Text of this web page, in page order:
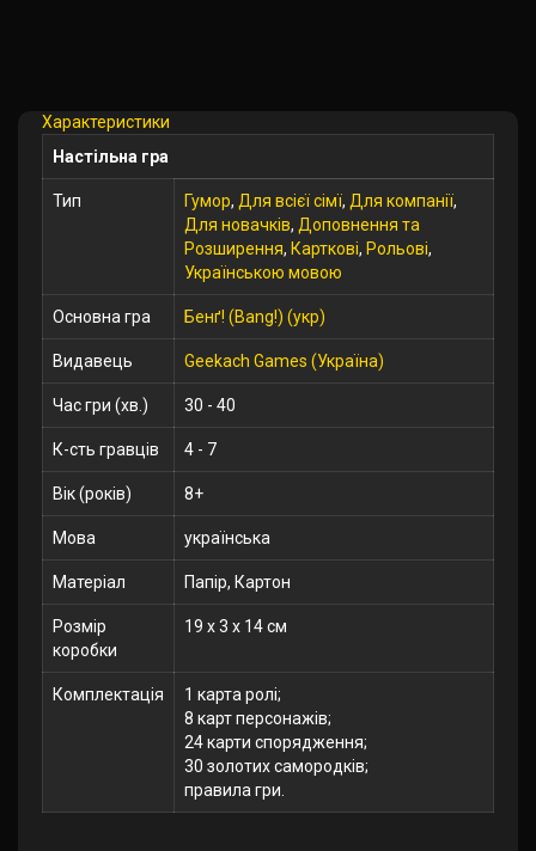
Характеристики
Настільна гра
Тип Гумор, Для всієї сімї, Для компанії,
Для новачків, Доповнення та
Розширення, Карткові, Рольові,
Українською мовою
Основна гра Бенґ! (Bang!) (укр)
Видавець Geekach Games (Україна)
Час гри (хв.) 30 - 40
К-сть гравців 4 - 7
Вік (років) 8+
Мова українська
Матеріал Папір, Картон
Розмір
коробки
19 x 3 x 14 см
Комплектація
1 карта ролі;
8 карт персонажів;
24 карти спорядження;
30 золотих самородків;
правила гри.